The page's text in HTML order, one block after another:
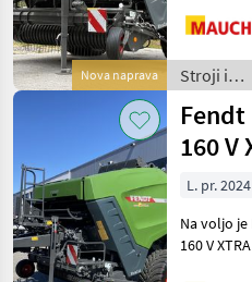
Nova naprava
dodatni
indikator
Stroji in
oprema
za žetev
in
spravilo
/ Fendt
Fendt
160 V
L. pr. 2024
Na voljo
160 V